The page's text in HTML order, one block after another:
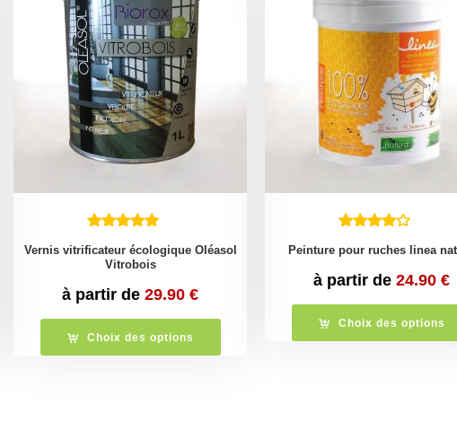
Vernis vitrificateur écologique Oléasol
Vitrobois
à partir de 29.90 €
Choix des options
Peinture pour ruches linea
à partir de 24.90 €
Choix des options